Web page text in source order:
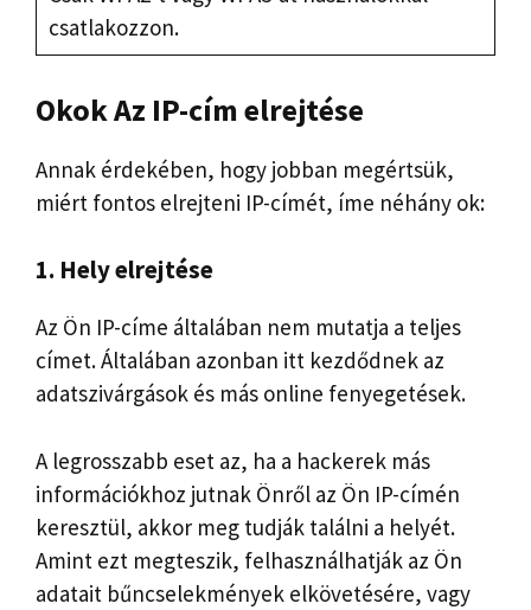
csatlakozzon.
OkokAz IP-cím elrejtése
Annak érdekében, hogy jobban megértsük,
miért fontos elrejteni IP-címét, íme néhány ok:
1. Hely elrejtése
Az Ön IP-címe általában nem mutatja a teljes
címet. Általában azonban itt kezdődnek az
adatszivárgások és más online fenyegetések.
A legrosszabb eset az, ha a hackerek más
információkhoz jutnak Önről az Ön IP-címén
keresztül, akkor meg tudják találni a helyét.
Amint ezt megteszik, felhasználhatják az Ön
adatait bűncselekmények elkövetésére, vagy